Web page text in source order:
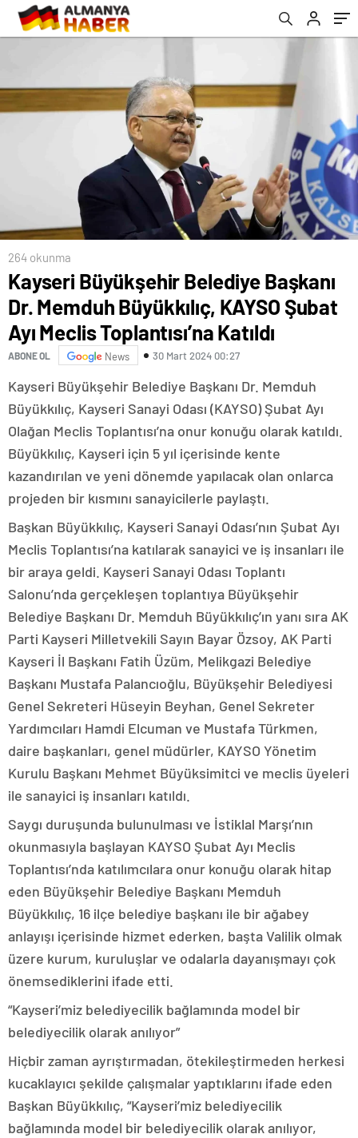
Toplantısı’na Katıldı
264 okunma
Kayseri Büyükşehir Belediye Başkanı
Dr. Memduh Büyükkılıç, KAYSO Şubat
Ayı Meclis Toplantısı’na Katıldı
ABONE OL News 30 Mart 2024 00:27
Kayseri Büyükşehir Belediye Başkanı Dr. Memduh
Büyükkılıç, Kayseri Sanayi Odası (KAYSO) Şubat Ayı
Olağan Meclis Toplantısı’na onur konuğu olarak katıldı.
Büyükkılıç, Kayseri için 5 yıl içerisinde kente
kazandırılan ve yeni dönemde yapılacak olan onlarca
projeden bir kısmını sanayicilerle paylaştı.
Başkan Büyükkılıç, Kayseri Sanayi Odası’nın Şubat Ayı
Meclis Toplantısı’na katılarak sanayici ve iş insanları ile
bir araya geldi. Kayseri Sanayi Odası Toplantı
Salonu’nda gerçekleşen toplantıya Büyükşehir
Belediye Başkanı Dr. Memduh Büyükkılıç’ın yanı sıra AK
Parti Kayseri Milletvekili Sayın Bayar Özsoy, AK Parti
Kayseri İl Başkanı Fatih Üzüm, Melikgazi Belediye
Başkanı Mustafa Palancıoğlu, Büyükşehir Belediyesi
Genel Sekreteri Hüseyin Beyhan, Genel Sekreter
Yardımcıları Hamdi Elcuman ve Mustafa Türkmen,
daire başkanları, genel müdürler, KAYSO Yönetim
Kurulu Başkanı Mehmet Büyüksimitci ve meclis üyeleri
ile sanayici iş insanları katıldı.
Saygı duruşunda bulunulması ve İstiklal Marşı’nın
okunmasıyla başlayan KAYSO Şubat Ayı Meclis
Toplantısı’nda katılımcılara onur konuğu olarak hitap
eden Büyükşehir Belediye Başkanı Memduh
Büyükkılıç, 16 ilçe belediye başkanı ile bir ağabey
anlayışı içerisinde hizmet ederken, başta Valilik olmak
üzere kurum, kuruluşlar ve odalarla dayanışmayı çok
önemsediklerini ifade etti.
“Kayseri’miz belediyecilik bağlamında model bir
belediyecilik olarak anılıyor”
Hiçbir zaman ayrıştırmadan, ötekileştirmeden herkesi
kucaklayıcı şekilde çalışmalar yaptıklarını ifade eden
Başkan Büyükkılıç, “Kayseri’miz belediyecilik
bağlamında model bir belediyecilik olarak anılıyor,